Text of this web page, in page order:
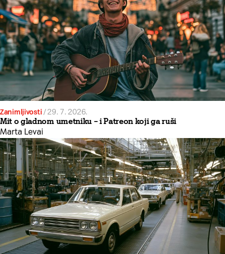
Zanimljivosti /29. 7. 2026.
Mit o gladnom umetniku – i Patreon koji ga ruši
Marta Levai